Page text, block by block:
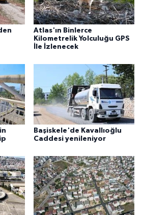
Atlas'ın Binlerce
Kilometrelik Yolculuğu GPS
İle İzlenecek
Başiskele'de Kavallıoğlu
Caddesi yenileniyor